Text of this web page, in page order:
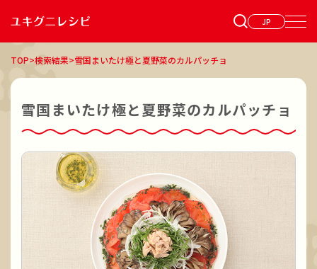
JP
TOP>検索結果>雪国まいたけ極と夏野菜のカルパッチョ
雪国まいたけ極と夏野菜のカルパッチョ